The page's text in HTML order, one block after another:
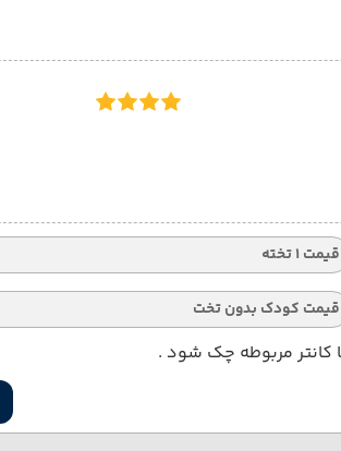
قیمت 1 تخته
قیمت کودک بدون تخت
کانتر مربوطه چک شود .